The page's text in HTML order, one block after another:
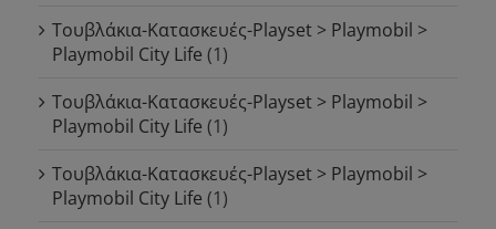
Τουβλάκια-Κατασκευές-Playset > Playmobil >
Playmobil City Life (1)
Τουβλάκια-Κατασκευές-Playset > Playmobil >
Playmobil City Life (1)
Τουβλάκια-Κατασκευές-Playset > Playmobil >
Playmobil City Life (1)